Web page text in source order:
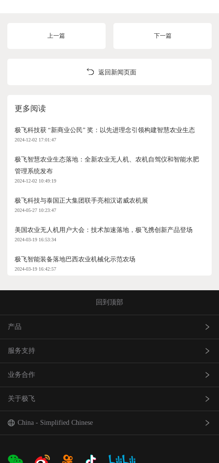
上一篇 下一篇
返回新闻页面
更多阅读
极飞科技获 “新商业公民” 奖：以先进理念引领构建智慧农业生态
2024-12-02 17:01:47
极飞智慧农业生态落地：全新农业无人机、农机自驾仪和智能水肥
管理系统发布
2024-12-02 10:49:19
极飞科技与泰国正大集团联手亮相汉诺威农机展
2024-05-27 10:23:47
美国农业无人机用户大会：技术加速落地，极飞携创新产品登场
2024-03-19 16:53:34
极飞智能装备落地巴西农业机械化示范农场
2024-03-19 16:42:57
回到顶部
产品
农业无人飞机
农业无人车
农机自驾仪
巡田无人飞机
服务支持
极飞服务
极飞学园
证书查询
业务合作
查找网点(资质验证）
成为渠道合作伙伴
关于极飞
我是极⻜
China - Simplified Chinese